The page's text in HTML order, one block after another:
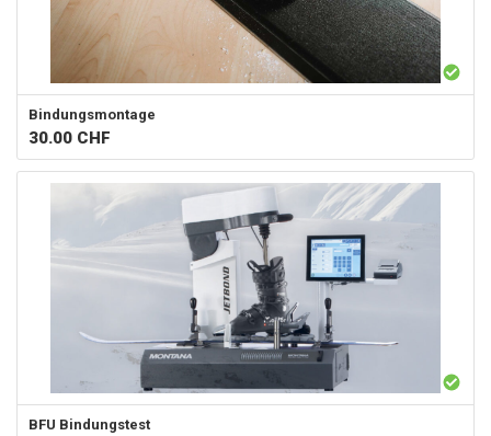
Bindungsmontage
30.00 CHF
BFU Bindungstest